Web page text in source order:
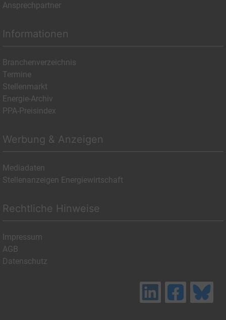
Ansprechpartner
Informationen
Branchenverzeichnis
Termine
Stellenmarkt
Energie-Archiv
PPA-Preisindex
Werbung & Anzeigen
Mediadaten
Stellenanzeigen Energiewirtschaft
Rechtliche Hinweise
Impressum
AGB
Datenschutz